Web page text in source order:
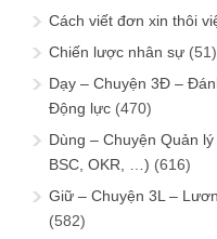
Cách viết đơn xin thôi
Chiến lược nhân sự (51)
Dạy – Chuyện 3Đ –
Động lực (470)
Dùng – Chuyện Quản
BSC, OKR, …) (616)
Giữ – Chuyện 3L –
(582)